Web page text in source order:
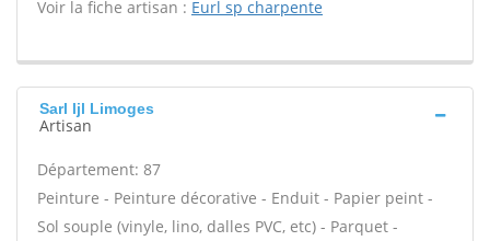
Voir la fiche artisan : Eurl sp charpente
Sarl ljl Limoges
Artisan
Département: 87
Peinture - Peinture décorative - Enduit - Papier peint -
Sol souple (vinyle, lino, dalles PVC, etc) - Parquet -